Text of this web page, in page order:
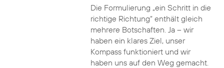
Die Formulierung „ein Schritt in die
richtige Richtung“ enthält gleich
mehrere Botschaften. Ja – wir
haben ein klares Ziel, unser
Kompass funktioniert und wir
haben uns auf den Weg gemacht.